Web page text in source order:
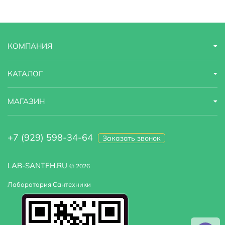
Встраиваемая система
LAB-SANTEH.RU © 2026
Лаборатория Сантехники
КОМПАНИЯ
КАТАЛОГ
МАГАЗИН
+7 (929) 598-34-64 Заказать звонок